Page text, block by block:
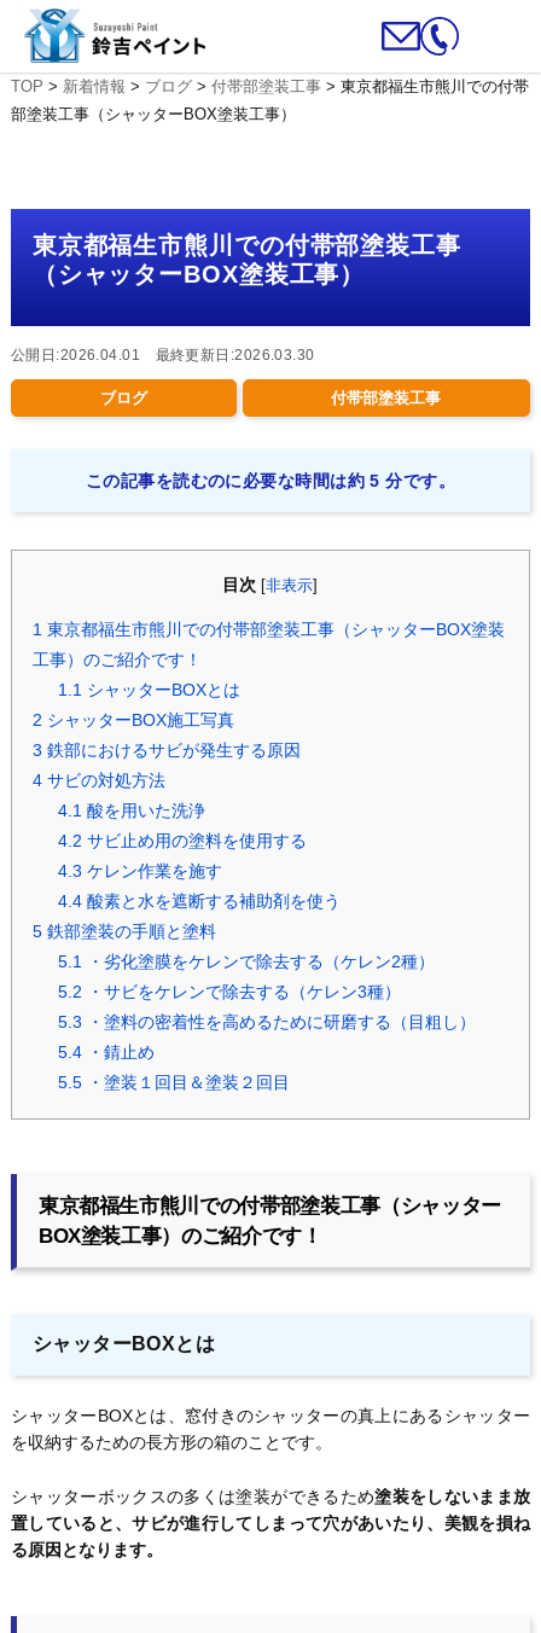
TOP > 新着情報 > ブログ> 付帯部塗装工事> 東京都福生市熊川での付帯
部塗装工事（シャッターBOX塗装工事）
東京都福生市熊川での付帯部塗装工事
（シャッターBOX塗装工事）
公開日:2026.04.01 最終更新日:2026.03.30
ブログ 付帯部塗装工事
この記事を読むのに必要な時間は約 5 分です。
目次 [非表示
1東京都福生市熊川での付帯部塗装工事（シャッターBOX塗装
工事）のご紹介です！
1.1シャッターBOXとは
2 シャッターBOX施工写真
3 鉄部におけるサビが発生する原因
4サビの対処方法
4.1酸を用いた洗浄
4.2 サビ止め用の塗料を使用する
4.3 ケレン作業を施す
4.4酸素と水を遮断する補助剤を使う
5鉄部塗装の手順と塗料
5.1・劣化塗膜をケレンで除去する（ケレン2種）
5.2 ・サビをケレンで除去する（ケレン3種）
5.3 ・塗料の密着性を高めるために研磨する（目粗し）
5.4・錆止め
5.5・塗装１回目＆塗装２回目
東京都福生市熊川での付帯部塗装工事（シャッター
BOX塗装工事）のご紹介です！
シャッターBOXとは
シャッターBOXとは、窓付きのシャッターの真上にあるシャッター
を収納するための長方形の箱のことです。
シャッターボックスの多くは塗装ができるため塗装をしないまま放
置していると、サビが進行してしまって穴があいたり、美観を損ね
る原因となります。